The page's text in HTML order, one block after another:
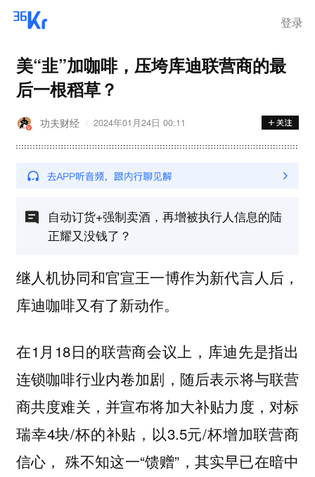
登录
美“韭”加咖啡，压垮库迪联营商的最
后一根稻草？
功夫财经 2024年01月24日 00:11
自动订货+强制卖酒，再增被执行人信息的陆
正耀又没钱了？
继人机协同和官宣王一博作为新代言人后，
库迪咖啡又有了新动作。
在1月18日的联营商会议上，库迪先是指出
连锁咖啡行业内卷加剧，随后表示将与联营
商共度难关，并宣布将加大补贴力度，对标
瑞幸4块/杯的补贴，以3.5元/杯增加联营商
信心， 殊不知这一“馈赠”，其实早已在暗中